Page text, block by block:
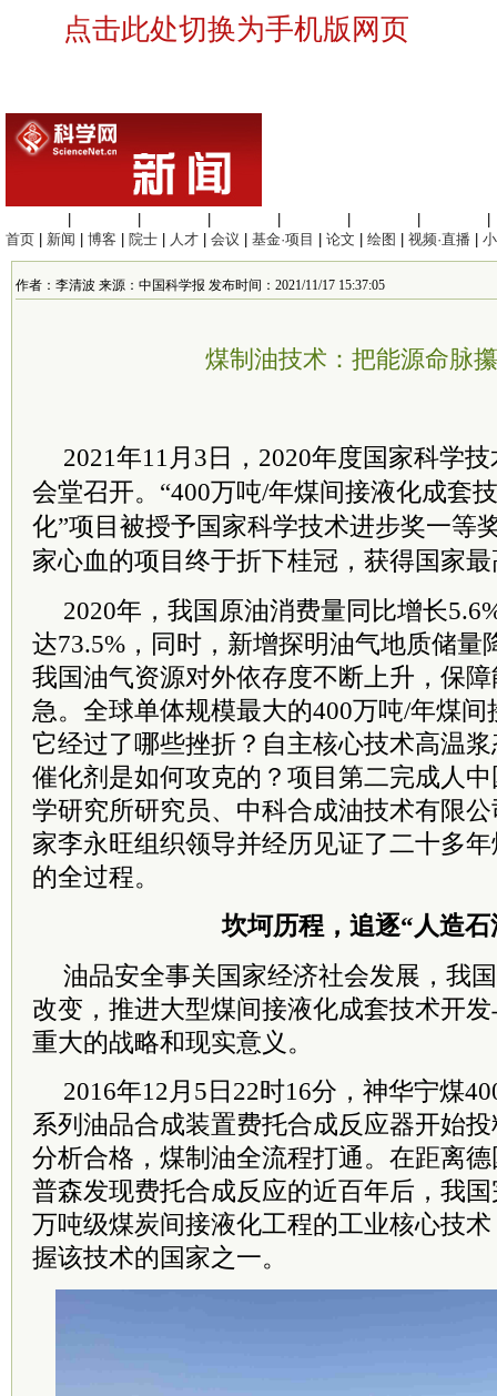
点击此处切换为手机版网页
首页
新闻 博客 院士 人才 会议 基金·项目 论文 绘图 视频·直播
作者：李清波 来源：中国科学报 发布时间：2021/11/17 15:37:05
煤制油技术：把能源命脉
2021年11月3日，2020年度国家科学
会堂召开。“400万吨/年煤间接液化成套
化”项目被授予国家科学技术进步奖一等
家心血的项目终于折下桂冠，获得国家
2020年，我国原油消费量同比增长
达73.5%，同时，新增探明油气地质储量
我国油气资源对外依存度不断上升，保
急。全球单体规模最大的400万吨/年煤
它经过了哪些挫折？自主核心技术高温
催化剂是如何攻克的？项目第二完成人
学研究所研究员、中科合成油技术有限
家李永旺组织领导并经历见证了二十多
的全过程。
坎坷历程，追逐“人造石
油品安全事关国家经济社会发展，我
改变，推进大型煤间接液化成套技术开
重大的战略和现实意义。
2016年12月5日22时16分，神华宁煤
系列油品合成装置费托合成反应器开始
分析合格，煤制油全流程打通。在距离
普森发现费托合成反应的近百年后，我
万吨级煤炭间接液化工程的工业核心技
握该技术的国家之一。